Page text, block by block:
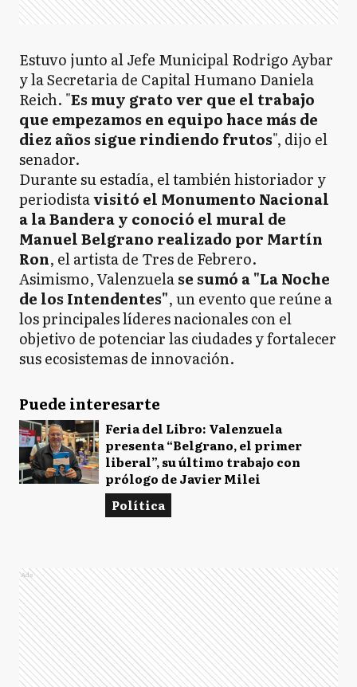
Estuvo junto al Jefe Municipal Rodrigo Aybar
y la Secretaria de Capital Humano Daniela
Reich. "Es muy grato ver que el trabajo
que empezamos en equipo hace más de
diez años sigue rindiendo frutos", dijo el
senador.
Durante su estadía, el también historiador y
periodistavisitó el Monumento Nacional
a la Bandera y conoció el mural de
Manuel Belgrano realizado por Martín
Ron, el artista de Tres de Febrero.
Asimismo, Valenzuelase sumó a "La Noche
de los Intendentes", un evento que reúne a
los principales líderes nacionales con el
objetivo de potenciar las ciudades y fortalecer
sus ecosistemas de innovación.
Puede interesarte
Feria del Libro: Valenzuela
presenta “Belgrano, el primer
liberal”, su último trabajo con
prólogo de Javier Milei
Política
Ads